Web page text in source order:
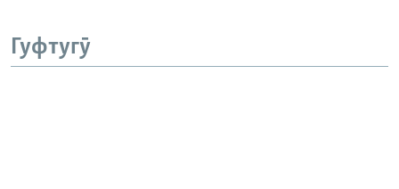
Гуфтугӯ